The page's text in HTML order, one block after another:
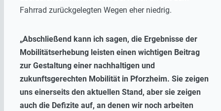
Fahrrad zurückgelegten Wegen eher niedrig.
„Abschließend kann ich sagen, die Ergebnisse der
Mobilitätserhebung leisten einen wichtigen Beitrag
zur Gestaltung einer nachhaltigen und
zukunftsgerechten Mobilität in Pforzheim. Sie zeigen
uns einerseits den aktuellen Stand, aber sie zeigen
auch die Defizite auf, an denen wir noch arbeiten